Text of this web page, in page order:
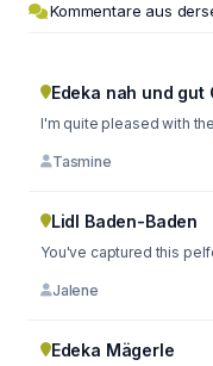
Kommentare aus
Edeka nah und gut
I'm quite pleased with
Tasmine
Lidl Baden-Baden
You've captured this
Jalene
Edeka Mägerle